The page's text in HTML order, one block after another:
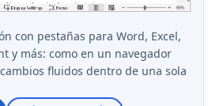
con pestañas para Word, Excel,
y más: como en un navegador
fluidos dentro de una sola